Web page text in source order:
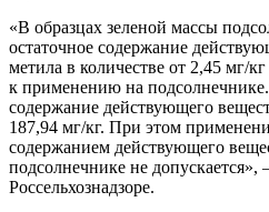
«В образцах зеленой массы
остаточное содержание
метила в количестве от 2,45 мг/
к применению на
содержание действующего
187,94 мг/кг. При этом
содержанием действующего
подсолнечнике не допускается»,
Россельхознадзоре.